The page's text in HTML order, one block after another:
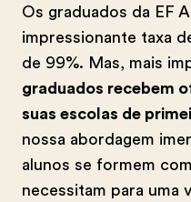
Os graduados da EF
impressionante taxa
de 99%. Mas, mais
graduados recebem
suas escolas de
nossa abordagem
alunos se formem
necessitam para uma